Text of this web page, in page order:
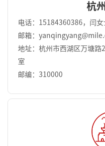
杭
电话：15184360386，闫女
邮箱：
地址：杭州市西湖区万塘路
室
邮编：310000